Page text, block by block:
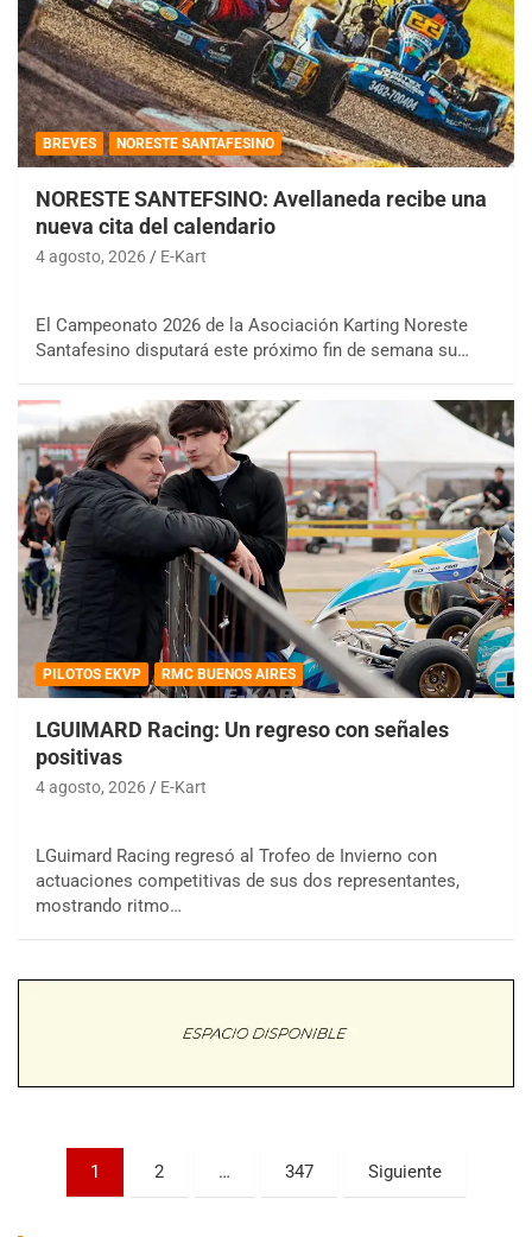
BREVES NORESTE SANTAFESINO
NORESTE SANTEFSINO: Avellaneda recibe una
nueva cita del calendario
4 agosto, 2026 E-Kart
El Campeonato 2026 de la Asociación Karting Noreste
Santafesino disputará este próximo fin de semana su…
PILOTOS EKVP RMC BUENOS AIRES
LGUIMARD Racing: Un regreso con señales
positivas
4 agosto, 2026 E-Kart
LGuimard Racing regresó al Trofeo de Invierno con
actuaciones competitivas de sus dos representantes,
mostrando ritmo…
Paginación
1 2 … 347 Siguiente
COBERTURA ESPECIAL DE E-KART.COM.AR
08/09-AGO
IAME SERIES ARGENTINA 6
Ramiro Tot (Asfalto)
Baradero (Buenos Aires)
Ciudad de Trenque Lauquen (Asfalto)
Trenque Lauquen (Buenos Aires)
ENTRERRIANO - F6 (POSTERGADA)
VICTORIENSE - F7
El Cerro (Tierra)
PATAGONICO - F6
Juventud Unida (Tierra)
Ciudad de Avellaneda (Asfalto)
Avellaneda (Santa Fe)